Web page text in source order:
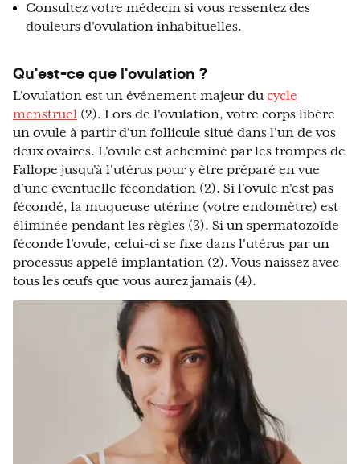
Consultez votre médecin si vous ressentez des
douleurs d'ovulation inhabituelles.
Qu'est-ce que l'ovulation ?
L'ovulation est un événement majeur du cycle
menstruel (2). Lors de l'ovulation, votre corps libère
un ovule à partir d'un follicule situé dans l'un de vos
deux ovaires. L'ovule est acheminé par les trompes de
Fallope jusqu'à l'utérus pour y être préparé en vue
d'une éventuelle fécondation (2). Si l'ovule n'est pas
fécondé, la muqueuse utérine (votre endomètre) est
éliminée pendant les règles (3). Si un spermatozoïde
féconde l'ovule, celui-ci se fixe dans l'utérus par un
processus appelé implantation (2). Vous naissez avec
tous les œufs que vous aurez jamais (4).